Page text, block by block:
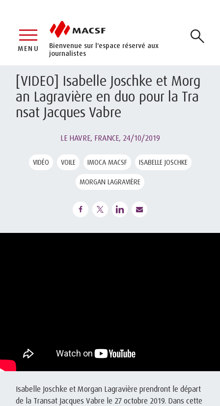
Bienvenue sur l'espace réservé aux
journalistes
MENU
[VIDEO] Isabelle Joschke et Morg
an Lagravière en duo pour la Tra
nsat Jacques Vabre
LE HAVRE, FRANCE, 24/10/2019
VIDÉO VOILE IMOCA MACSF ISABELLE JOSCHKE
MORGAN LAGRAVIÈRE
Isabelle Joschke et Morgan Lagravière prendront le départ
de la Transat Jacques Vabre le 27 octobre 2019. Dans cette